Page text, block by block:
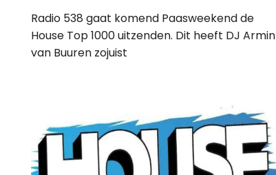
Radio 538 gaat komend Paasweekend de
House Top 1000 uitzenden. Dit heeft DJ Armin
van Buuren zojuist